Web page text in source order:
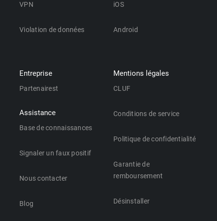
VPN
Violation de données
iOS
Android
Entreprise
Partenairest
Assistance
Base de connaissances
Signaler un faux positif
Nous contacter
Blog
Mentions légales
CLUF
Conditions de service
Politique de confidentialité
Garantie de
remboursement
Désinstaller